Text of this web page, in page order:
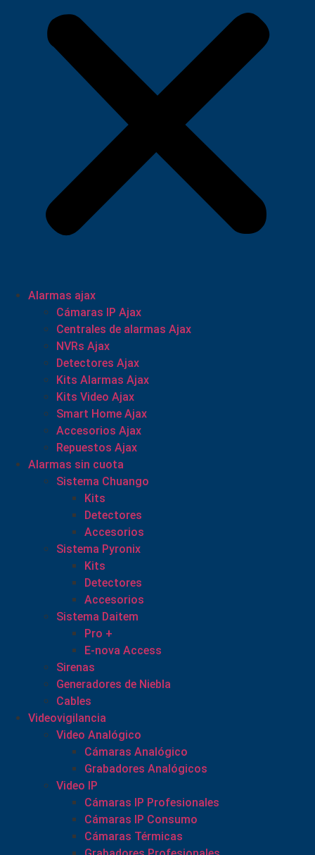
Alarmas ajax
Cámaras IP Ajax
Centrales de alarmas Ajax
NVRs Ajax
Detectores Ajax
Kits Alarmas Ajax
Kits Video Ajax
Smart Home Ajax
Accesorios Ajax
Repuestos Ajax
Alarmas sin cuota
Sistema Chuango
Kits
Detectores
Accesorios
Sistema Pyronix
Kits
Detectores
Accesorios
Sistema Daitem
Pro +
E-nova Access
Sirenas
Generadores de Niebla
Cables
Videovigilancia
Video Analógico
Cámaras Analógico
Grabadores Analógicos
Video IP
Cámaras IP Profesionales
Cámaras IP Consumo
Cámaras Térmicas